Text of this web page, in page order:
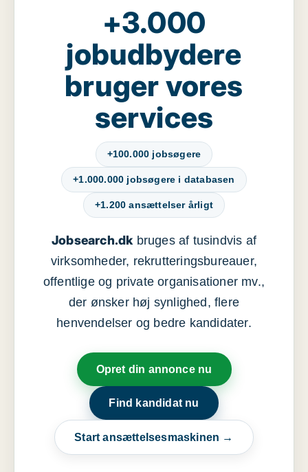
+3.000
jobudbydere
bruger vores
services
+100.000 jobsøgere
+1.000.000 jobsøgere i databasen
+1.200 ansættelser årligt
Jobsearch.dkbruges af tusindvis af
virksomheder, rekrutteringsbureauer,
offentlige og private organisationer mv.,
der ønsker høj synlighed, flere
henvendelser og bedre kandidater.
Opret din annonce nu
Find kandidat nu
Start ansættelsesmaskinen →